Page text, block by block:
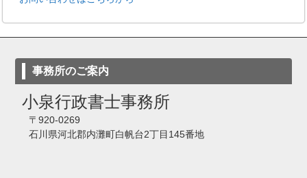
事務所のご案内
小泉行政書士事務所
〒920-0269
石川県河北郡内灘町白帆台2丁目145番地